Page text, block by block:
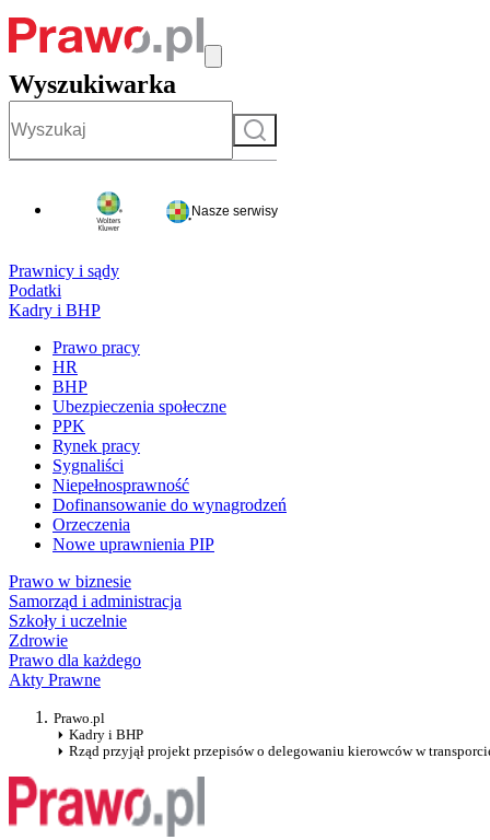
Wyszukiwarka
Szukaj
Nasze serwisy
Prawnicy i sądy
Podatki
Kadry i BHP
Prawo pracy
HR
BHP
Ubezpieczenia społeczne
PPK
Rynek pracy
Sygnaliści
Niepełnosprawność
Dofinansowanie do wynagrodzeń
Orzeczenia
Nowe uprawnienia PIP
Prawo w biznesie
Samorząd i administracja
Szkoły i uczelnie
Zdrowie
Prawo dla każdego
Akty Prawne
Prawo.pl
Kadry i BHP
Rząd przyjął projekt przepisów o delegowaniu kierowców w